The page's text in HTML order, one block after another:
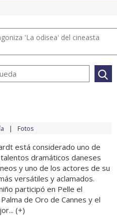
'La odisea' del cineasta
Fotos
está considerado uno de
dramáticos daneses
y uno de los actores de su
versátiles y aclamados.
participó en Pelle el
de Oro de Cannes y el
(+)